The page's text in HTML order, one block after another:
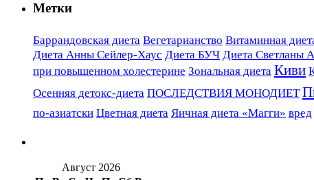
Метки
Баррандовская диета Вегетарианство Витаминная
Диета Анны Сейлер-Хаус Диета БУЧ Диета Светланы
при повышенном холестерине Зональная диета Киви
Осенняя детокс-диета ПОСЛЕДСТВИЯ МОНОДИЕТ
по-азиатски Цветная диета Яичная диета «Магги» вред
Август 2026